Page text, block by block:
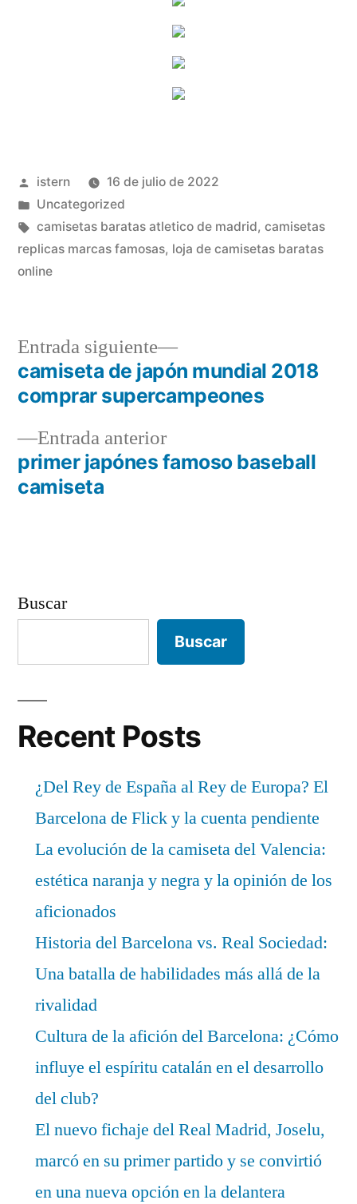
Publicado
por
istern
16 de julio de 2022
Publicado
en
Uncategorized
Etiquetas:
camisetas baratas atletico de madrid, camisetas
replicas marcas famosas, loja de camisetas baratas
online
Navegación
entradas
Entrada anteriorEntrada
anterior:
primer japónes famoso baseball
camiseta
Entrada siguiente
Entrada
siguiente:
camiseta de japón mundial 2018
comprar supercampeones
Buscar
Buscar
Recent Posts
¿Del Rey de España al Rey de Europa? El
Barcelona de Flick y la cuenta pendiente
La evolución de la camiseta del Valencia:
estética naranja y negra y la opinión de los
aficionados
Historia del Barcelona vs. Real Sociedad:
Una batalla de habilidades más allá de la
rivalidad
Cultura de la afición del Barcelona: ¿Cómo
influye el espíritu catalán en el desarrollo
del club?
El nuevo fichaje del Real Madrid, Joselu,
marcó en su primer partido y se convirtió
en una nueva opción en la delantera